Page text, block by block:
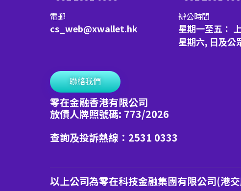
電郵
cs_web@xwallet.hk
辦公時間
星期一至五：
星期六, 日及公
聯絡我們
零在金融香港有限公司
放債人牌照號碼: 773/2026
查詢及投訴熱線：2531 0333
以上公司為零在科技金融集團有限公司(港